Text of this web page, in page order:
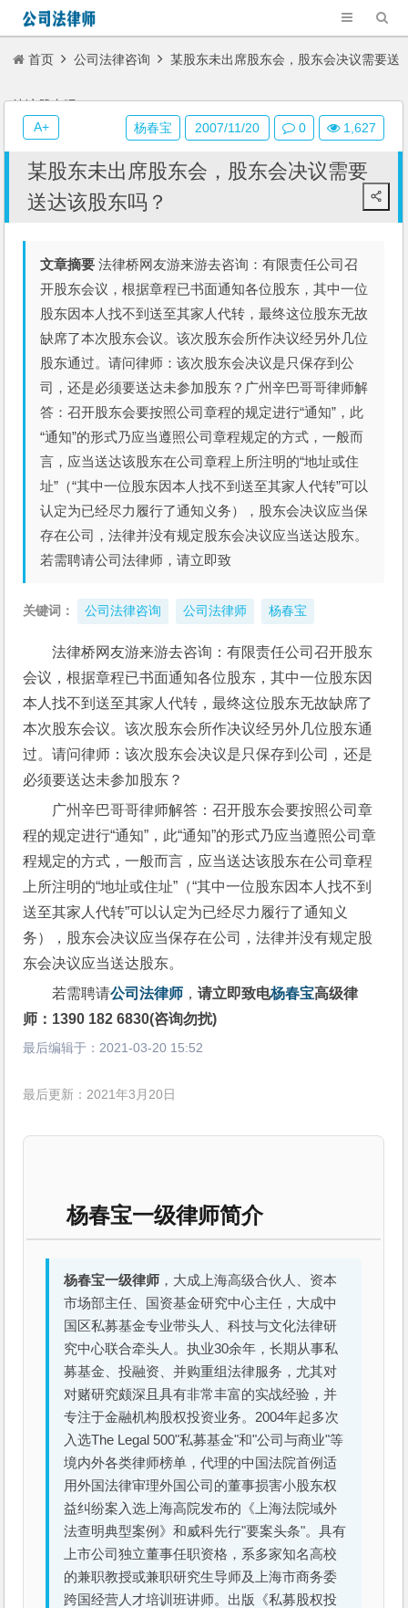
首页 公司法律咨询 某股东未出席股东会，股东会决议需要送
达该股东吗？
某股东未出席股东会，股东会决议需要
送达该股东吗？
文章摘要 法律桥网友游来游去咨询：有限责任公司召
开股东会议，根据章程已书面通知各位股东，其中一位
股东因本人找不到送至其家人代转，最终这位股东无故
缺席了本次股东会议。该次股东会所作决议经另外几位
股东通过。请问律师：该次股东会决议是只保存到公
司，还是必须要送达未参加股东？广州辛巴哥哥律师解
答：召开股东会要按照公司章程的规定进行“通知”，此
“通知”的形式乃应当遵照公司章程规定的方式，一般而
言，应当送达该股东在公司章程上所注明的“地址或住
址”（“其中一位股东因本人找不到送至其家人代转”可以
认定为已经尽力履行了通知义务），股东会决议应当保
存在公司，法律并没有规定股东会决议应当送达股东。
若需聘请公司法律师，请立即致
关键词： 公司法律咨询 公司法律师 杨春宝
法律桥网友游来游去咨询：有限责任公司召开股东
会议，根据章程已书面通知各位股东，其中一位股东因
本人找不到送至其家人代转，最终这位股东无故缺席了
本次股东会议。该次股东会所作决议经另外几位股东通
过。请问律师：该次股东会决议是只保存到公司，还是
必须要送达未参加股东？
广州辛巴哥哥律师解答：召开股东会要按照公司章
程的规定进行“通知”，此“通知”的形式乃应当遵照公司章
程规定的方式，一般而言，应当送达该股东在公司章程
上所注明的“地址或住址”（“其中一位股东因本人找不到
送至其家人代转”可以认定为已经尽力履行了通知义
务），股东会决议应当保存在公司，法律并没有规定股
东会决议应当送达股东。
若需聘请公司法律师 ，请立即致电杨春宝高级律
师：1390 182 6830(咨询勿扰)
最后编辑于： 2021-03-20 15:52
最后更新：2021年3月20日
杨春宝一级律师简介
杨春宝一级律师 ，大成上海高级合伙人、资本
市场部主任、国资基金研究中心主任，大成中
国区私募基金专业带头人、科技与文化法律研
究中心联合牵头人。执业30余年，长期从事私
募基金、投融资、并购重组法律服务，尤其对
对赌研究颇深且具有非常丰富的实战经验，并
专注于金融机构股权投资业务。2004年起多次
入选The Legal 500"私募基金"和"公司与商业"等
境内外各类律师榜单，代理的中国法院首例适
用外国法律审理外国公司的董事损害小股东权
益纠纷案入选上海高院发布的《上海法院域外
法查明典型案例》和威科先行"要案头条"。具有
上市公司独立董事任职资格，系多家知名高校
的兼职教授或兼职研究生导师及上海市商务委
跨国经营人才培训班讲师。出版《私募股权投
杨春宝 2007/11/20 0 1,627
A+